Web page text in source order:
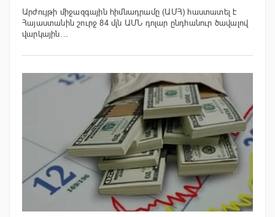
Արժույթի միջազգային հիմնադրամը (ԱՄՀ) հաստատել է
Հայաստանին շուրջ 84 մլն ԱՄՆ դոլար ընդհանուր ծավալով
վարկային…